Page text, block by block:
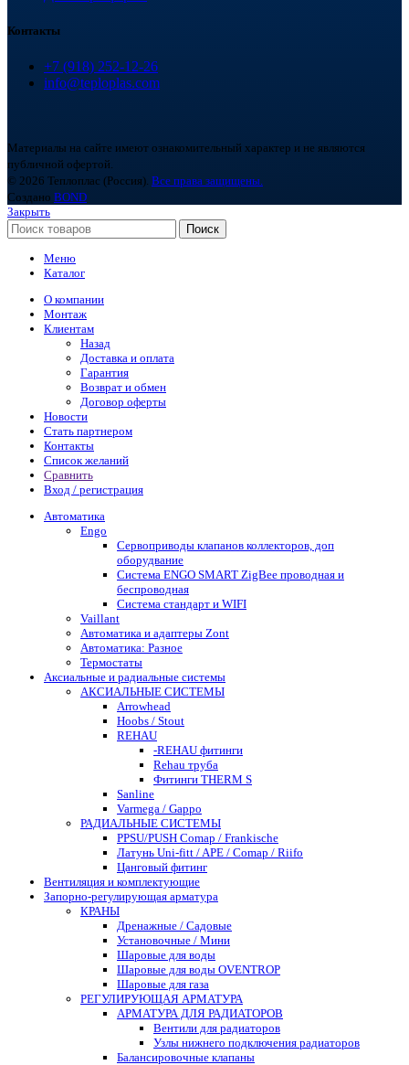
Контакты
+7 (918) 252-12-26
info@teploplas.com
Материалы на сайте имеют ознакомительный характер и не являются
публичной офертой.
© 2026 Теплоплас (Россия). Все права защищены.
Создано BOND
Закрыть
Поиск
Меню
Каталог
О компании
Монтаж
Клиентам
Назад
Доставка и оплата
Гарантия
Возврат и обмен
Договор оферты
Новости
Стать партнером
Контакты
Список желаний
Сравнить
Вход / регистрация
Автоматика
Engo
Сервоприводы клапанов коллекторов, доп
оборудвание
Система ENGO SMART ZigBee проводная и
беспроводная
Система стандарт и WIFI
Vaillant
Автоматика и адаптеры Zont
Автоматика: Разное
Термостаты
Аксиальные и радиальные системы
АКСИАЛЬНЫЕ СИСТЕМЫ
Arrowhead
Hoobs / Stout
REHAU
-REHAU фитинги
Rehau труба
Фитинги THERM S
Sanline
Varmega / Gappo
РАДИАЛЬНЫЕ СИСТЕМЫ
PPSU/PUSH Comap / Frankische
Латунь Uni-fitt / APE / Comap / Riifo
Цанговый фитинг
Вентиляция и комплектующие
Запорно-регулирующая арматура
КРАНЫ
Дренажные / Садовые
Установочные / Мини
Шаровые для воды
Шаровые для воды OVENTROP
Шаровые для газа
РЕГУЛИРУЮЩАЯ АРМАТУРА
АРМАТУРА ДЛЯ РАДИАТОРОВ
Вентили для радиаторов
Узлы нижнего подключения радиаторов
Балансировочные клапаны